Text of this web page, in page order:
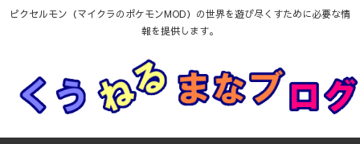
ピクセルモン（マイクラのポケモンMOD）の世界を遊び尽くすために必要な情
報を提供します。